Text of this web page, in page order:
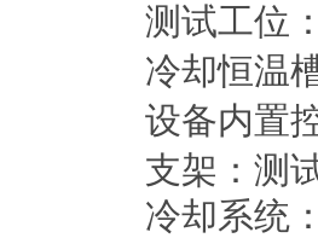
测试工位
冷却恒温
设备内置
支架：测
冷却系统